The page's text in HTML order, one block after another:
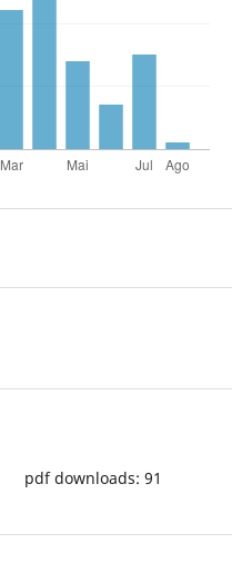
pdf downloads: 91